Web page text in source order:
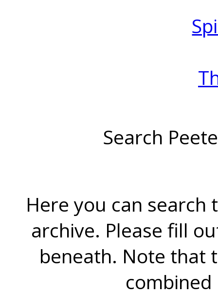
Search
Here you can search
archive. Please fill
beneath. Note that
combined